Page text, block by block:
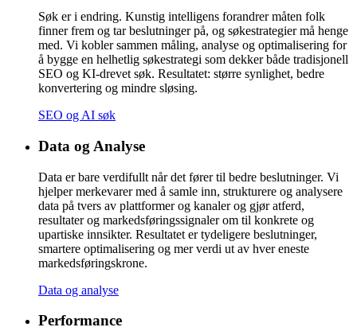
Søk er i endring. Kunstig intelligens forandrer måten folk
finner frem og tar beslutninger på, og søkestrategier må henge
med. Vi kobler sammen måling, analyse og optimalisering for
å bygge en helhetlig søkestrategi som dekker både tradisjonell
SEO og KI-drevet søk. Resultatet: større synlighet, bedre
konvertering og mindre sløsing.
SEO og AI søk
Data og Analyse
Data er bare verdifullt når det fører til bedre beslutninger. Vi
hjelper merkevarer med å samle inn, strukturere og analysere
data på tvers av plattformer og kanaler og gjør atferd,
resultater og markedsføringssignaler om til konkrete og
upartiske innsikter. Resultatet er tydeligere beslutninger,
smartere optimalisering og mer verdi ut av hver eneste
markedsføringskrone.
Data og analyse
Performance